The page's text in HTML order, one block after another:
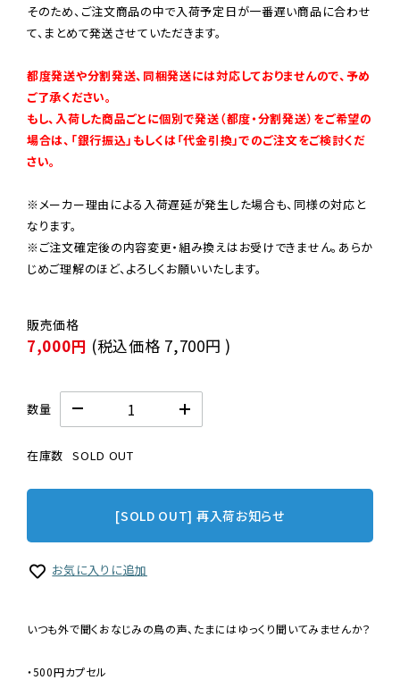
そのため、ご注文商品の中で入荷予定日が一番遅い商品に合わせ
て、まとめて発送させていただきます。
都度発送や分割発送、同梱発送には対応しておりませんので、予め
ご了承ください。
もし、入荷した商品ごとに個別で発送（都度・分割発送）をご希望の
場合は、「銀行振込」もしくは「代金引換」でのご注文をご検討くだ
さい。
※メーカー理由による入荷遅延が発生した場合も、同様の対応と
なります。
※ご注文確定後の内容変更・組み換えはお受けできません。あらか
じめご理解のほど、よろしくお願いいたします。
7,000円 (税込価格 7,700円 )
数量
在庫数 SOLD OUT
[SOLD OUT] 再入荷お知らせ
お気に入りに追加
いつも外で聞くおなじみの鳥の声、たまにはゆっくり聞いてみませんか？
・500円カプセル